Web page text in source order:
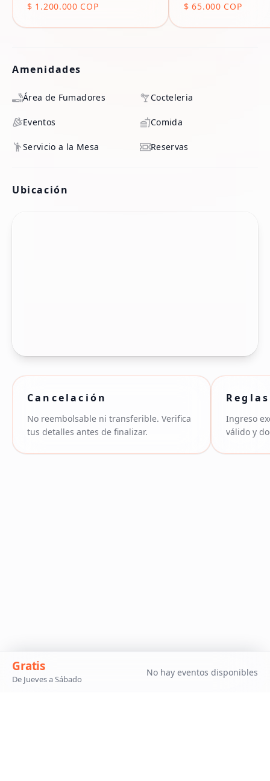
$ 1.200.000 COP
$ 65.000 COP
Amenidades
Área de Fumadores Cocteleria
Eventos Comida
Servicio a la Mesa Reservas
Ubicación
Cancelación
No reembolsable ni transferible. Verifica
tus detalles antes de finalizar.
Reglas
Ingreso
válido y
Gratis
De Jueves a Sábado
No hay eventos disponibles